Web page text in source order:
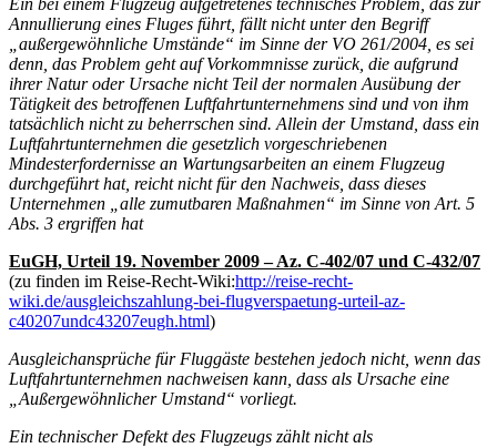
Annullierung eines Fluges führt, fällt nicht unter den Begriff
„außergewöhnliche Umstände“ im Sinne der VO 261/2004, es sei
denn, das Problem geht auf Vorkommnisse zurück, die aufgrund
ihrer Natur oder Ursache nicht Teil der normalen Ausübung der
Tätigkeit des betroffenen Luftfahrtunternehmens sind und von ihm
tatsächlich nicht zu beherrschen sind. Allein der Umstand, dass ein
Luftfahrtunternehmen die gesetzlich vorgeschriebenen
Mindesterfordernisse an Wartungsarbeiten an einem Flugzeug
durchgeführt hat, reicht nicht für den Nachweis, dass dieses
Unternehmen „alle zumutbaren Maßnahmen“ im Sinne von Art. 5
Abs. 3 ergriffen hat
EuGH, Urteil 19. November 2009 – Az. C-402/07 und C-432/07
(zu finden im Reise-Recht-Wiki:http://reise-recht-
wiki.de/ausgleichszahlung-bei-flugverspaetung-urteil-az-
c40207undc43207eugh.html)
Ausgleichansprüche für Fluggäste bestehen jedoch nicht, wenn das
Luftfahrtunternehmen nachweisen kann, dass als Ursache eine
„Außergewöhnlicher Umstand“ vorliegt.
Ein technischer Defekt des Flugzeugs zählt nicht als